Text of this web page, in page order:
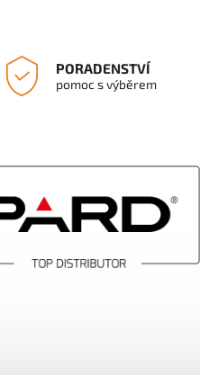
PORADENSTVÍ
pomoc s výběrem